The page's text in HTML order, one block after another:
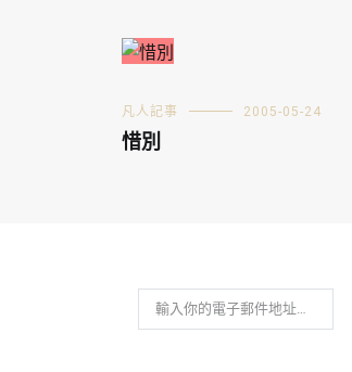
凡人記事 2005-05-24
惜別
輸入你的電子郵件地址…